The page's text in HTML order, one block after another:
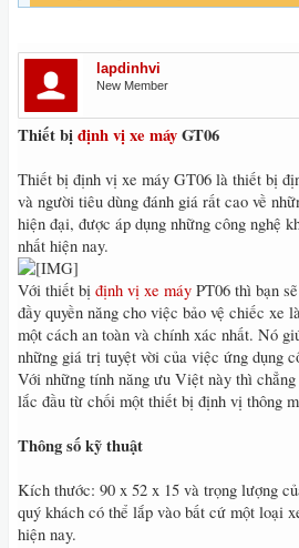
lapdinhvi
New Member
Thiết bịđịnh vị xe máyGT06
Thiết bị định vị xe máy GT06 là thiết bị
và người tiêu dùng đánh giá rất cao về
hiện đại, được áp dụng những công nghệ
nhất hiện nay.
Với thiết bị định vị xe máy PT06 thì bạn
đầy quyền năng cho việc bảo vệ chiếc xe
một cách an toàn và chính xác nhất. Nó
những giá trị tuyệt vời của việc ứng dụng
Với những tính năng ưu Việt này thì
lắc đầu từ chối một thiết bị định vị thông
Thông số kỹ thuật
Kích thước: 90 x 52 x 15 và trọng lượng
quý khách có thể lắp vào bất cứ một loại
hiện nay.